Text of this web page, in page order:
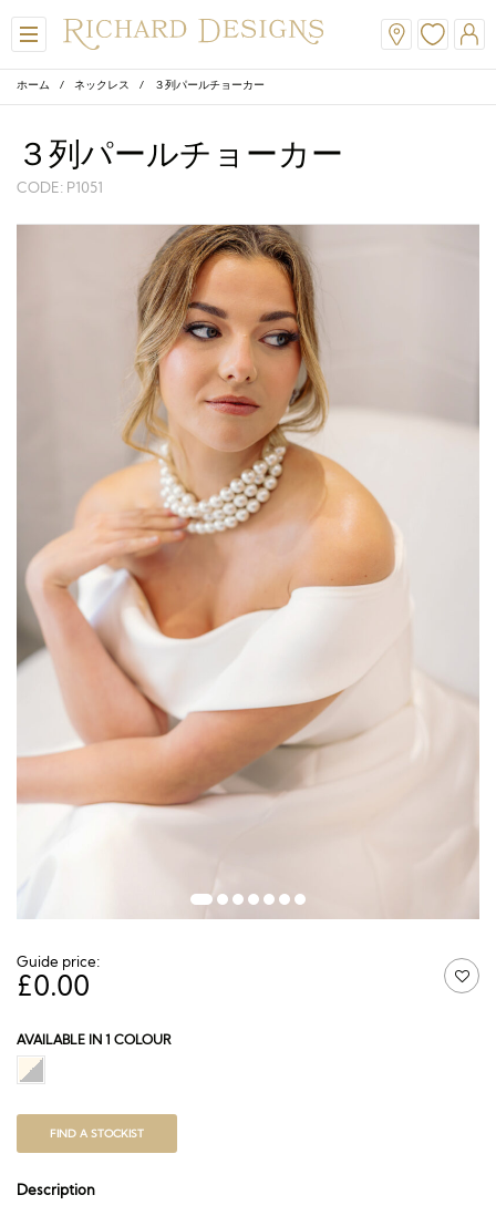
ホーム / ネックレス / ３列パールチョーカー
３列パールチョーカー
CODE: P1051
Guide price:
£0.00
AVAILABLE IN 1 COLOUR
FIND A STOCKIST
Description